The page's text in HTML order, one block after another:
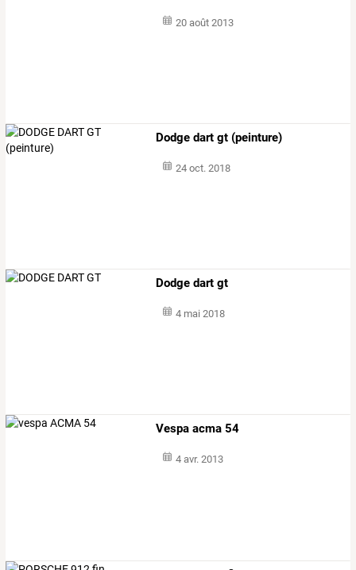
20 août 2013
Dodge dart gt (peinture)
24 oct. 2018
Dodge dart gt
4 mai 2018
Vespa acma 54
4 avr. 2013